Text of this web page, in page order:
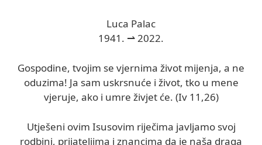
Luca Palac
1941. ⇀ 2022.
Gospodine, tvojim se vjernima život mijenja, a ne
oduzima! Ja sam uskrsnuće i život, tko u mene
vjeruje, ako i umre živjet će. (Iv 11,26)
Utješeni ovim Isusovim riječima javljamo svoj
rodbini, prijateljima i znancima da je naša draga